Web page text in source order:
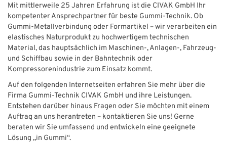
Mit mittlerweile 25 Jahren Erfahrung ist die CIVAK GmbH Ihr
kompetenter Ansprechpartner für beste Gummi-Technik. Ob
Gummi-Metallverbindung oder Formartikel – wir verarbeiten ein
elastisches Naturprodukt zu hochwertigem technischen
Material, das hauptsächlich im Maschinen-, Anlagen-, Fahrzeug-
und Schiffbau sowie in der Bahntechnik oder
Kompressorenindustrie zum Einsatz kommt.
Auf den folgenden Internetseiten erfahren Sie mehr über die
Firma Gummi-Technik CIVAK GmbH und ihre Leistungen.
Entstehen darüber hinaus Fragen oder Sie möchten mit einem
Auftrag an uns herantreten – kontaktieren Sie uns! Gerne
beraten wir Sie umfassend und entwickeln eine geeignete
Lösung „in Gummi“.